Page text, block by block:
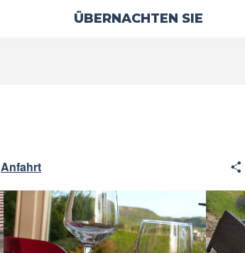
ÜBERNACHTEN SIE
Anfahrt